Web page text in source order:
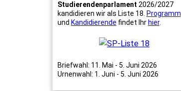
Studierendenparlament 2026/2027
kandidieren wir als Liste 18. Programm
und Kandidierende findet Ihr hier.
Briefwahl: 11. Mai - 5. Juni 2026
Urnenwahl: 1. Juni - 5. Juni 2026